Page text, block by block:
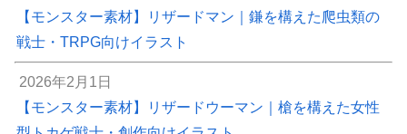
【モンスター素材】リザードマン｜鎌を構えた爬虫類の
戦士・TRPG向けイラスト
2026年2月1日
【モンスター素材】リザードウーマン｜槍を構えた女性